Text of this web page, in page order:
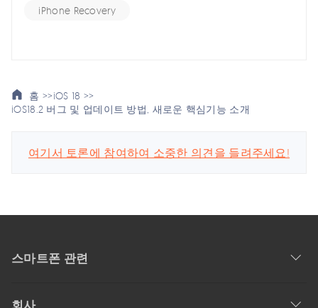
iPhone Recovery
홈 >>iOS 18 >>
iOS18.2 버그 및 업데이트 방법, 새로운 핵심기능 소개
여기서 토론에 참여하여 소중한 의견을 들려주세요!
스마트폰 관련